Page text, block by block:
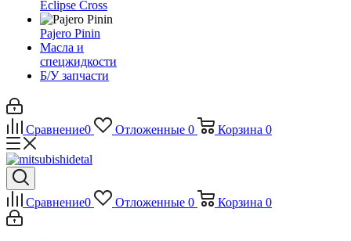
Eclipse Cross
Pajero Pinin
Масла и
спецжидкости
Б/У запчасти
Сравнение0 Отложенные 0 Корзина 0
Сравнение0 Отложенные 0 Корзина 0